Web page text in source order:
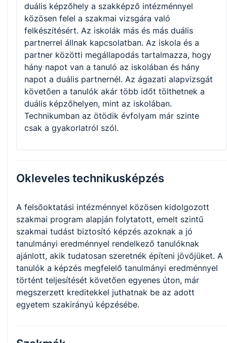
duális képzőhely a szakképző intézménnyel
közösen felel a szakmai vizsgára való
felkészítésért. Az iskolák más és más duális
partnerrel állnak kapcsolatban. Az iskola és a
partner közötti megállapodás tartalmazza, hogy
hány napot van a tanuló az iskolában és hány
napot a duális partnernél. Az ágazati alapvizsgát
követően a tanulók akár több időt tölthetnek a
duális képzőhelyen, mint az iskolában.
Technikumban az ötödik évfolyam már szinte
csak a gyakorlatról szól.
Okleveles technikusképzés
A felsőoktatási intézménnyel közösen kidolgozott
szakmai program alapján folytatott, emelt szintű
szakmai tudást biztosító képzés azoknak a jó
tanulmányi eredménnyel rendelkező tanulóknak
ajánlott, akik tudatosan szeretnék építeni jövőjüket. A
tanulók a képzés megfelelő tanulmányi eredménnyel
történt teljesítését követően egyenes úton, már
megszerzett kreditekkel juthatnak be az adott
egyetem szakirányú képzésébe.